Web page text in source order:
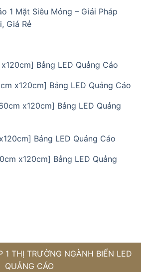
1 Mặt Siêu Mỏng – Giải Pháp
Giá Rẻ
Bảng LED Quảng Cáo
x120cm] Bảng LED Quảng Cáo
x120cm] Bảng LED Quảng
Bảng LED Quảng Cáo
x120cm] Bảng LED Quảng
1 THỊ TRƯỜNG NGÀNH BIỂN LED
QUẢNG CÁO